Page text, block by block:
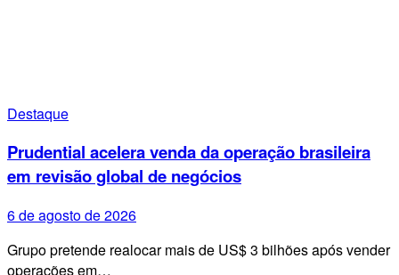
Destaque
Prudential acelera venda da operação brasileira
em revisão global de negócios
6 de agosto de 2026
Grupo pretende realocar mais de US$ 3 bilhões após vender
operações em…